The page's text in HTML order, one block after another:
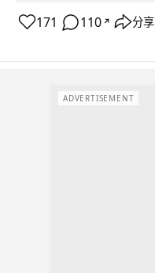
171 110 ↗ 分享
ADVERTISEMENT